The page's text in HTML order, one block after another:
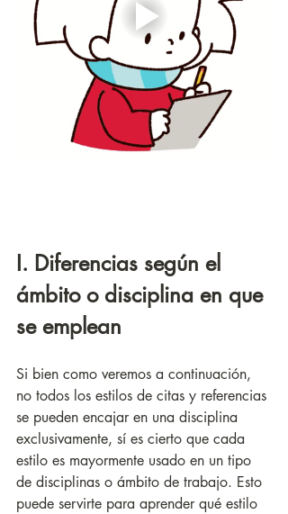
I. Diferencias según el
ámbito o disciplina en que
se emplean
Si bien como veremos a continuación,
no todos los estilos de citas y referencias
se pueden encajar en una disciplina
exclusivamente, sí es cierto que cada
estilo es mayormente usado en un tipo
de disciplinas o ámbito de trabajo. Esto
puede servirte para aprender qué estilo